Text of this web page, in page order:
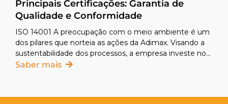
Principais Certificações: Garantia de
Qualidade e Conformidade
ISO 14001 A preocupação com o meio ambiente é um
dos pilares que norteia as ações da Adimax. Visando a
sustentabilidade dos processos, a empresa investe no
sistema de gestão ambiental e mantém a certificação
sustentabilidade da empresa. ISO 22000 A garantia da
Saber mais